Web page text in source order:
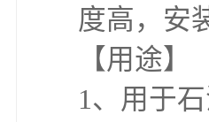
度高，安
【用途】
1、用于